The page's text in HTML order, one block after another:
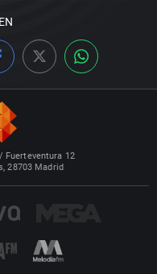
Fuerteventura 12
28703 Madrid